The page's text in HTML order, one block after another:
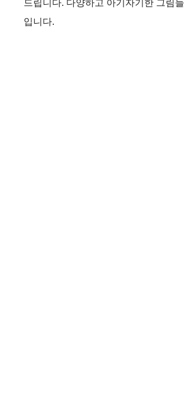
드립니다. 다양하고 아기자기한 그림
입니다.